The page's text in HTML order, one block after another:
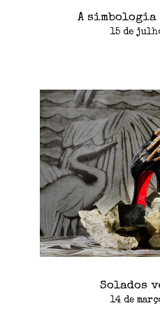
A
15 de
Solados
14 de